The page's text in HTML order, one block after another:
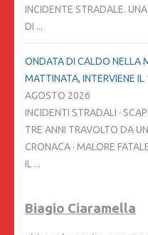
INCIDENTE STRADALE.
DI ...
ONDATA DI CALDO NELLA
MATTINATA, INTERVIENE
AGOSTO 2026
INCIDENTI STRADALI ·
TRE ANNI TRAVOLTO DA
CRONACA · MALORE
IL ...
Biagio Ciaramella